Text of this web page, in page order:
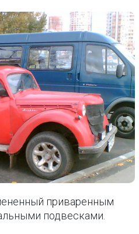
приваренным
подвесками.